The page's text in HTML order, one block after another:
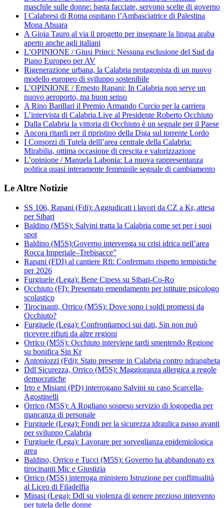
maschile sulle donne: basta facciate, servono scelte di governo
I Calabresi di Roma ospitano l’Ambasciatrice di Palestina
Mona Abuara
A Gioia Tauro al via il progetto per insegnare la lingua araba
aperto anche agli italiani
L’OPINIONE / Giusi Princi: Nessuna esclusione del Sud da
Piano Europeo per AV
Rigenerazione urbana, la Calabria protagonista di un nuovo
modello europeo di sviluppo sostenibile
L’OPINIONE / Ernesto Rapani: In Calabria non serve un
nuovo aeroporto, ma buon senso
A Rino Barillari il Premio Armando Curcio per la carriera
L’intervista di Calabria.Live al Presidente Roberto Occhiuto
Dalla Calabria la vittoria di Occhiuto è un segnale per il Paese
Ancora ritardi per il ripristino della Diga sul torrente Lordo
I Consorzi di Tutela delll’area centrale della Calabria:
Mirabilia, ottima occasione di crescita e valorizzazione
L’opinione / Manuela Labonia: La nuova rappresentanza
politica quasi interamente femminile segnale di cambiamento
Le Altre Notizie
SS 106, Rapani (Fdi): Aggiudicati i lavori da CZ a Kr, attesa
per Sibari
Baldino (M5S): Salvini tratta la Calabria come set per i suoi
spot
Baldino (M5S):Governo intervenga su crisi idrica nell’area
Rocca Imperiale–Trebisacce”
Rapani (FDI) al cantiere Rfi: Confermato rispetto tempistiche
per 2026
Furgiuele (Lega): Bene Cipess su Sibari-Co-Ro
Occhiuto (FI): Presentato emendamento per istituire psicologo
scolastico
Tirocinanti, Orrico (M5S): Dove sono i soldi promessi da
Occhiuto?
Furgiuele (Lega): Confrontiamoci sui dati, Sin non può
ricevere rifiuti da altre regioni
Orrico (M5S): Occhiuto interviene tardi smentendo Regione
su bonifica Sin Kr
Antoniozzi (Fdi): Stato presente in Calabria contro ndrangheta
Ddl Sicurezza, Orrico (M5S): Maggioranza allergica a regole
democratiche
Irto e Misiani (PD) interrogano Salvini su caso Scarcella-
Agostinelli
Orrico (M5S): A Rogliano sospeso servizio di logopedia per
mancanza di personale
Furgiuele (Lega): Fondi per la sicurezza idraulica passo avanti
per sviluppo Calabria
Furgiuele (Lega): Lavorare per sorveglianza epidemiologica
area
Baldino, Orrico e Tucci (M5S): Governo ha abbandonato ex
tirocinanti Mic e Giustizia
Orrico (M5S) interroga ministero Istruzione per conflittualità
al Liceo di Filadelfia
Minasi (Lega): Ddl su violenza di genere prezioso intervento
per tutela delle donne